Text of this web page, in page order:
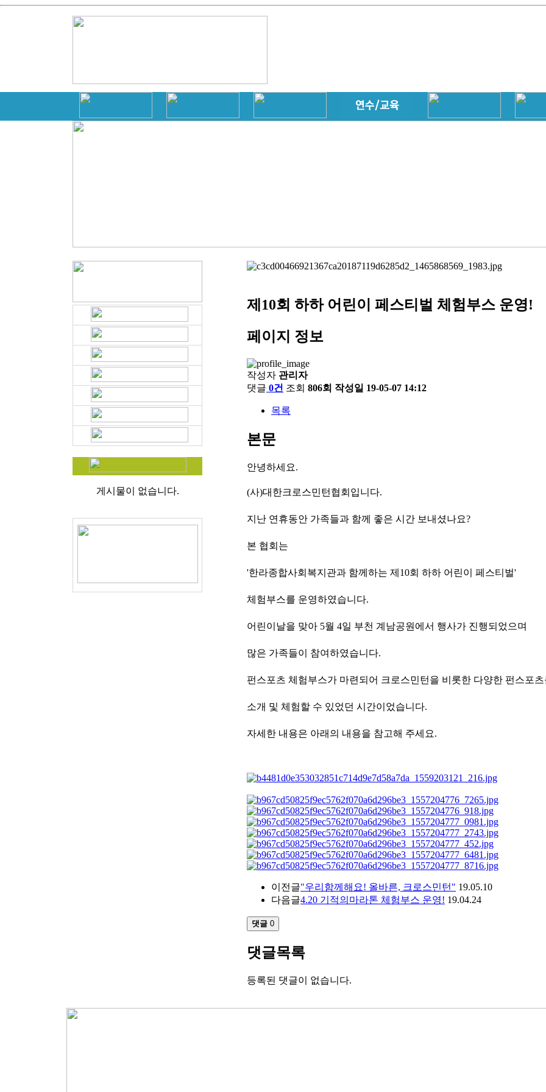
게시물이 없습니다.
제10회 하하 어린이 페스티벌 체험부스 운영!
페이지 정보
작성자 관리자
댓글 0건 조회 806회 작성일 19-05-07 14:12
목록
본문
안녕하세요.
(사)대한크로스민턴협회입니다.
지난 연휴동안 가족들과 함께 좋은 시간 보내셨나요?
본 협회는
'한라종합사회복지관과 함께하는 제10회 하하 어린이 페스티벌'
체험부스를 운영하였습니다.
어린이날을 맞아 5월 4일 부천 계남공원에서 행사가 진행되었으며
많은 가족들이 참여하였습니다.
펀스포츠 체험부스가 마련되어 크로스민턴을 비롯한 다양한 펀스포츠
소개 및 체험할 수 있었던 시간이었습니다.
자세한 내용은 아래의 내용을 참고해 주세요.
이전글"우리함께해요! 올바른, 크로스민턴" 19.05.10
다음글4.20 기적의마라톤 체험부스 운영! 19.04.24
댓글 0
댓글목록
등록된 댓글이 없습니다.